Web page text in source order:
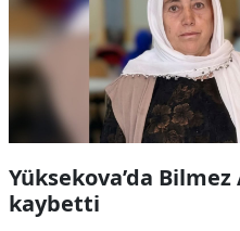
Yüksekova’da Bilmez
kaybetti